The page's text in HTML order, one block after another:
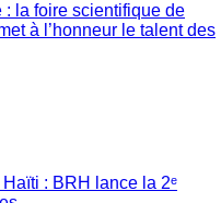
la foire scientifique de
à l’honneur le talent des
: BRH lance la 2ᵉ